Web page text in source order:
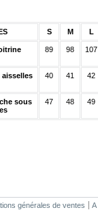
S M L
89 98 107
aisselles 40 41 42
sous
47 48 49
générales de ventes A